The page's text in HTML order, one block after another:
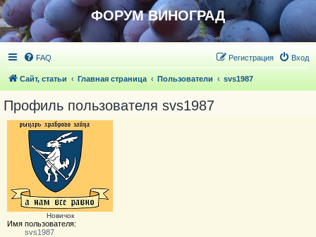
ФОРУМ ВИНОГРАД
FAQ Вход
Регистрация
Сайт, статьи Главная страница Пользователи svs1987
Профиль пользователя svs1987
Новичoк
Имя пользователя:
svs1987